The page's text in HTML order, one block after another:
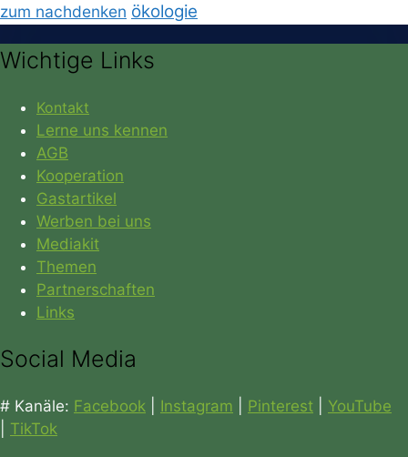
zum nachdenken ökologie
Wichtige Links
Kontakt
Lerne uns kennen
AGB
Kooperation
Gastartikel
Werben bei uns
Mediakit
Themen
Partnerschaften
Links
Social Media
# Kanäle: Facebook Instagram Pinterest
YouTube
TikTok